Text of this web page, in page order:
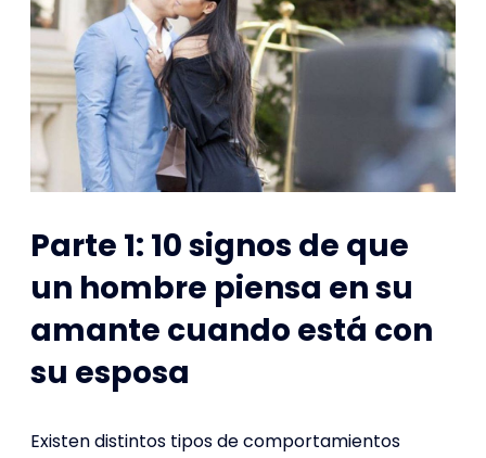
Parte 1: 10 signos de que
un hombre piensa en su
amante cuando está con
su esposa
Existen distintos tipos de comportamientos